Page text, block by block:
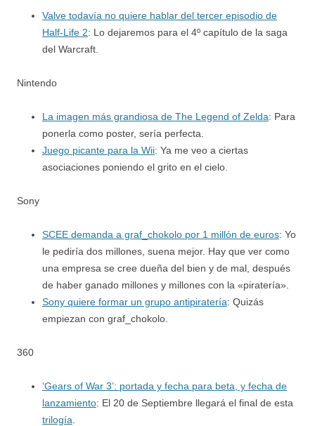
Valve todavía no quiere hablar del tercer episodio de
Half-Life 2: Lo dejaremos para el 4º capítulo de la saga
del Warcraft.
Nintendo
La imagen más grandiosa de The Legend of Zelda: Para
ponerla como poster, sería perfecta.
Juego picante para la Wii: Ya me veo a ciertas
asociaciones poniendo el grito en el cielo.
Sony
SCEE demanda a graf_chokolo por 1 millón de euros: Yo
le pediría dos millones, suena mejor. Hay que ver como
una empresa se cree dueña del bien y de mal, después
de haber ganado millones y millones con la «piratería».
Sony quiere formar un grupo antipiratería: Quizás
empiezan con graf_chokolo.
360
‘Gears of War 3’: portada y fecha para beta, y fecha de
lanzamiento: El 20 de Septiembre llegará el final de esta
trilogía